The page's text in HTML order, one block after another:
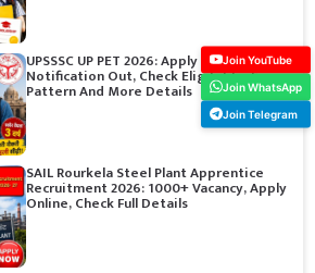
UPSSSC UP PET 2026: Apply Online,
Notification Out, Check Eligibility, Exam
Pattern And More Details
SAIL Rourkela Steel Plant Apprentice
Recruitment 2026: 1000+ Vacancy, Apply
Online, Check Full Details
Join YouTube
Join WhatsApp
Join Telegram